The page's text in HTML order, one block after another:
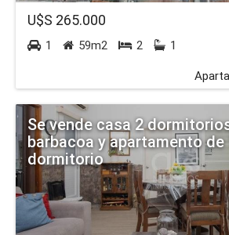
U$S 265.000
1 59m2 2 1
Se vende casa 2
barbacoa y apartamento de
dormitorio